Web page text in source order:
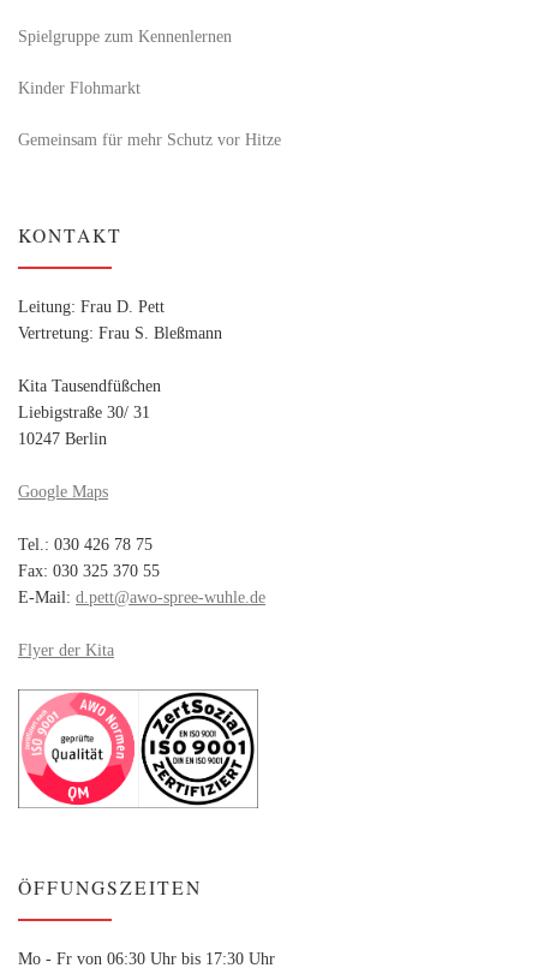
Spielgruppe zum Kennenlernen
Kinder Flohmarkt
Gemeinsam für mehr Schutz vor Hitze
KONTAKT
Leitung: Frau D. Pett
Vertretung: Frau S. Bleßmann
Kita Tausendfüßchen
Liebigstraße 30/ 31
10247 Berlin
Google Maps
Tel.: 030 426 78 75
Fax: 030 325 370 55
E-Mail: d.pett@awo-spree-wuhle.de
Flyer der Kita
ÖFFUNGSZEITEN
Mo - Fr von 06:30 Uhr bis 17:30 Uhr